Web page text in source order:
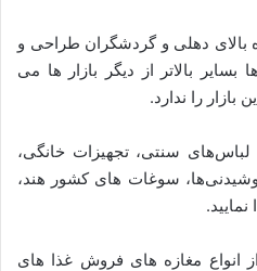
‌بالای دهلی و گردشگران طراحی و
بالاتر از دیگر بازار ها می
را ندارد.
لباس‌های سنتی، تجهیزات خانگی،
سوغات های کشور هند،
انواع مغازه های فروش غذا های